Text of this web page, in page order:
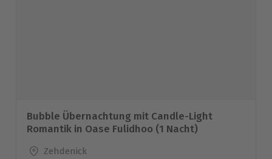
Bubble Übernachtung mit Candle-Light
Romantik in Oase Fulidhoo (1 Nacht)
Standort
Zehdenick